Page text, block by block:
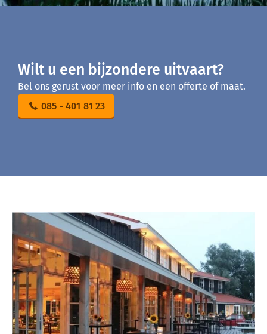
Wilt u een bijzondere uitvaart?
Bel ons gerust voor meer info en een offerte of maat.
085 - 401 81 23